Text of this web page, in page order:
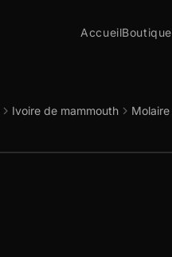
AccueilBoutique
Ivoire de mammouth Molaire